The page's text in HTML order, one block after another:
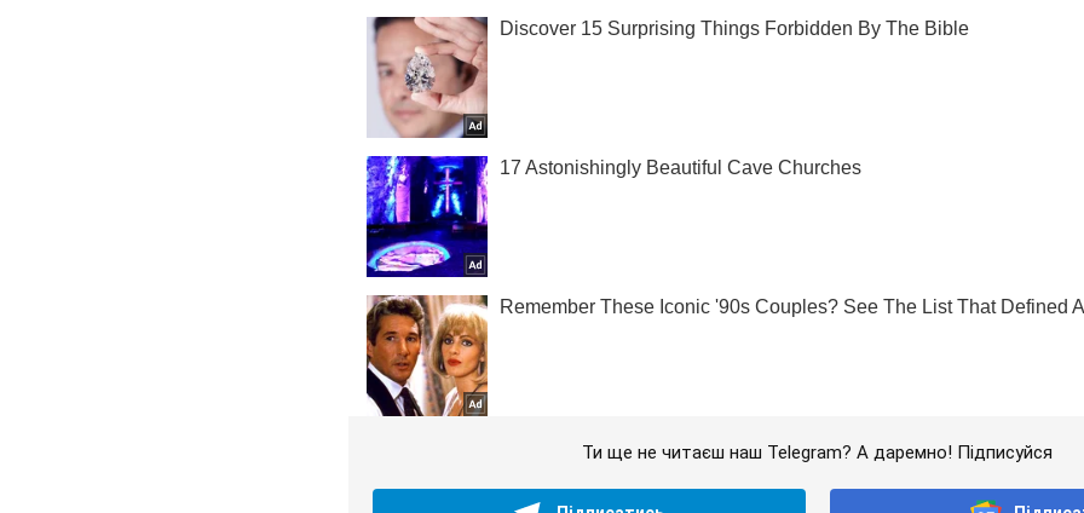
Ти ще не читаєш наш Telegram? А даремно! Підписуйся